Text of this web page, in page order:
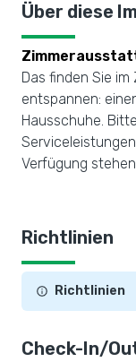
Über diese
Das finden Sie im
entspannen:
Hausschuhe.
Verfügung
Richtlinien
Richtlinien
Check-In/